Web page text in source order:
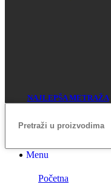
NAJLEPŠA METRAŽA
Menu
Početna